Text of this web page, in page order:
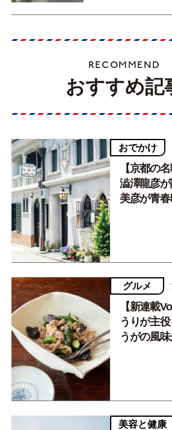
RECOMMEND
おすすめ記
おでかけ
【京都の
澁澤龍彦
美彦が青
グルメ
【新連載
うりが主
うがの風
美容と健康